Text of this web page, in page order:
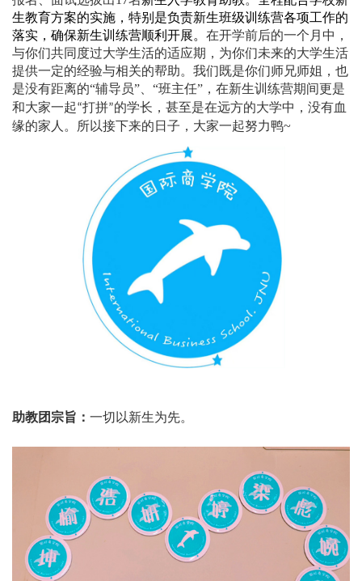
生教育方案的实施，特别是负责新生班级训练营各项工作的
落实，确保新生训练营顺利开展。 在开学前后的一个月中，
与你们共同度过大学生活的适应期 ，为你们未来的大学生活
提供一定的经验与相关的帮助。 我们既是你们师兄师姐，也
是没有距离的“辅导员” “班主任” ，在新生训练营期间更是
和大家一起“打拼”的学长 ，甚至是在远方的大学中，没有血
缘的家人 。所以接下来的日子，大家一起努力鸭~
助教团宗旨： 一切以新生为先。